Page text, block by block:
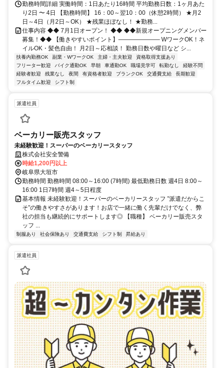
勤務時間詳細 実働時間：1日あたり16時間 平均勤務日数：1ヶ月あた
り2日 〜 4日 【勤務時間】 16：00～翌10：00（休憩2時間） ★月2
日～4日（月2日～OK） ★残業ほぼなし！ ★勤務...
仕事内容 ◆◆ 7月1日オープン！ ◆◆ ◆◆新規オープニングメンバー
募集！◆◆ 【働きやすいポイント】――――――― WワークOK！ネ
イルOK・髪色自由！ 月2日～応相談！ 勤務日数や曜日など シ...
扶養内勤務OK 副業・WワークOK 主婦・主夫歓迎
資格取得支援あり
フリーター歓迎
バイク通勤OK 早朝 車通勤OK 職場見学可 転勤なし
経験不問
経験者歓迎
残業なし 夜間 有資格者歓迎 ブランクOK 交通費支給
長期歓迎
フルタイム歓迎
シフト制
派遣社員
ベーカリー販売スタッフ
未経験歓迎！スーパーのベーカリースタッフ
株式会社安全警備
時給1,200円以上
岐阜県大垣市
勤務時間 勤務時間 08:00～16:00 (7時間) 最低勤務日数 週4日 8:00～
16:00 1日7時間 週4～5日程度
基本情報 未経験歓迎！スーパーのベーカリースタッフ ”派遣だからこ
そ”の働きやすさがあります！お店で一緒に働く先輩だけでなく、弊
社の担当も継続的にサポートします◎ 【職種】 ベーカリー販売スタ
ッフ ...
制服あり 社会保険あり 交通費支給 シフト制 昇給あり
派遣社員